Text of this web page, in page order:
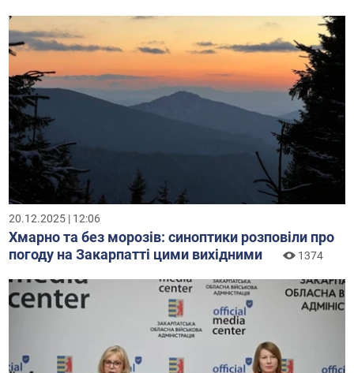
20.12.2025 | 12:06
Хмарно та без морозів: синоптики розповіли про
погоду на Закарпатті цими вихідними
1374